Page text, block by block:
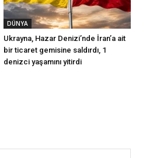
DÜNYA
Ukrayna, Hazar Denizi’nde İran’a ait
bir ticaret gemisine saldırdı, 1
denizci yaşamını yitirdi